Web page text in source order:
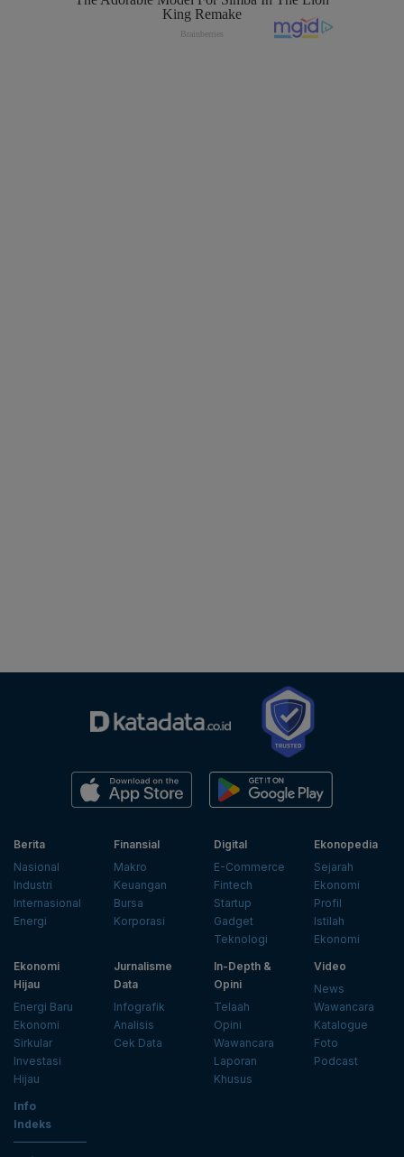
Berita
Nasional
Industri
Internasional
Energi
Finansial
Makro
Keuangan
Bursa
Korporasi
Digital
E-Commerce
Fintech
Startup
Gadget
Teknologi
Ekonopedia
Sejarah
Ekonomi
Profil
Istilah
Ekonomi
Ekonomi
Hijau
Energi Baru
Ekonomi
Sirkular
Investasi
Hijau
Jurnalisme
Data
Infografik
Analisis
Cek Data
In-Depth &
Opini
Telaah
Opini
Wawancara
Laporan
Khusus
Video
News
Wawancara
Katalogue
Foto
Podcast
Info
Indeks